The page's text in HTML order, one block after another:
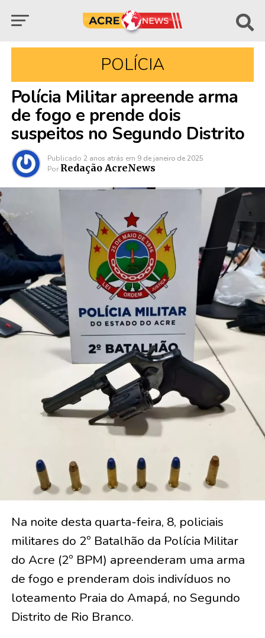
POLÍCIA
Polícia Militar apreende arma
de fogo e prende dois
suspeitos no Segundo Distrito
Publicado 2 anos atrás em 9 de janeiro de 2025
Por Redação AcreNews
Na noite desta quarta-feira, 8, policiais
militares do 2º Batalhão da Polícia Militar
do Acre (2º BPM) apreenderam uma arma
de fogo e prenderam dois indivíduos no
loteamento Praia do Amapá, no Segundo
Distrito de Rio Branco.